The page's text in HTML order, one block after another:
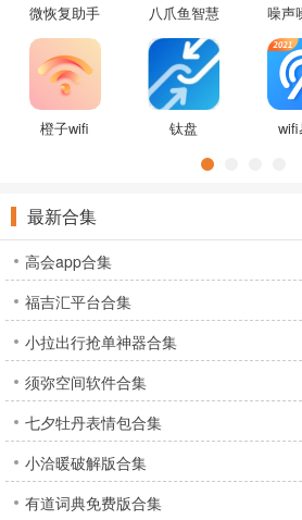
微恢复助手
app
八爪鱼智慧
养殖app
噪声
贝
橙子wifi 钛盘
最新合集
高会app合集
福吉汇平台合集
小拉出行抢单神器合集
须弥空间软件合集
七夕牡丹表情包合集
小洽暖破解版合集
有道词典免费版合集